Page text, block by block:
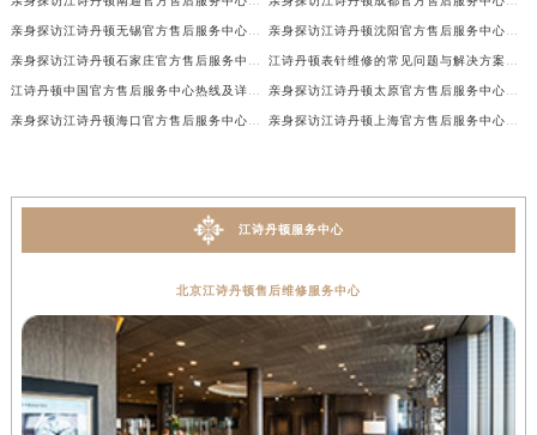
江诗丹顿服务中心
北京江诗丹顿售后维修服务中心